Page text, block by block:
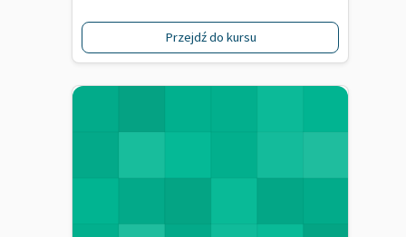
Przejdź do kursu